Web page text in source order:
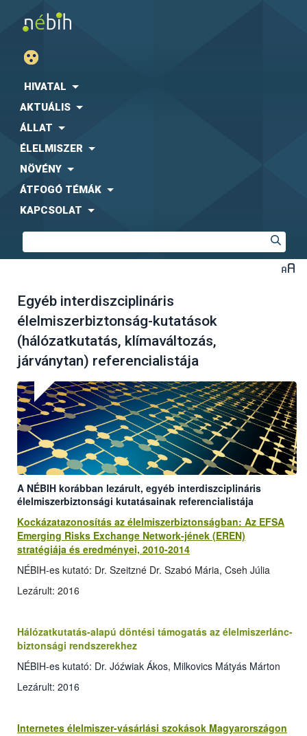
HIVATAL
AKTUÁLIS
ÁLLAT
ÉLELMISZER
NÖVÉNY
ÁTFOGÓ TÉMÁK
KAPCSOLAT
Egyéb interdiszciplináris
élelmiszerbiztonság-kutatások
(hálózatkutatás, klímaváltozás,
járványtan) referencialistája
A NÉBIH korábban lezárult, egyéb interdiszciplináris
élelmiszerbiztonsági kutatásainak referencialistája
Kockázatazonosítás az élelmiszerbiztonságban: Az EFSA
Emerging Risks Exchange Network-jének (EREN)
stratégiája és eredményei, 2010-2014
NÉBIH-es kutató: Dr. Szeitzné Dr. Szabó Mária, Cseh Júlia
Lezárult: 2016
Hálózatkutatás-alapú döntési támogatás az élelmiszerlánc-
biztonsági rendszerekhez
NÉBIH-es kutató: Dr. Jóźwiak Ákos, Milkovics Mátyás Márton
Lezárult: 2016
Internetes élelmiszer-vásárlási szokások Magyarországon